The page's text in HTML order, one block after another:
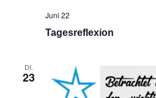
Tagesreflexion
Juni 22
DI.
23